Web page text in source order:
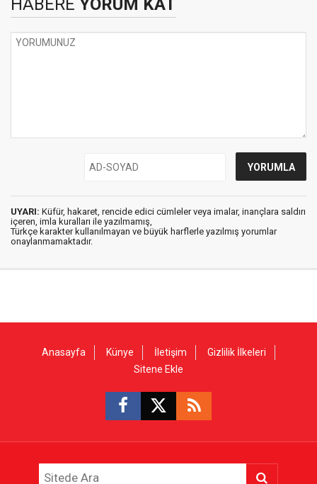
HABERE YORUM KAT
UYARI: Küfür, hakaret, rencide edici cümleler veya imalar, inançlara saldırı
içeren, imla kuralları ile yazılmamış,
Türkçe karakter kullanılmayan ve büyük harflerle yazılmış yorumlar
onaylanmamaktadır.
Anasayfa Künye İletişim
Gizlilik İlkeleri
Sitene Ekle